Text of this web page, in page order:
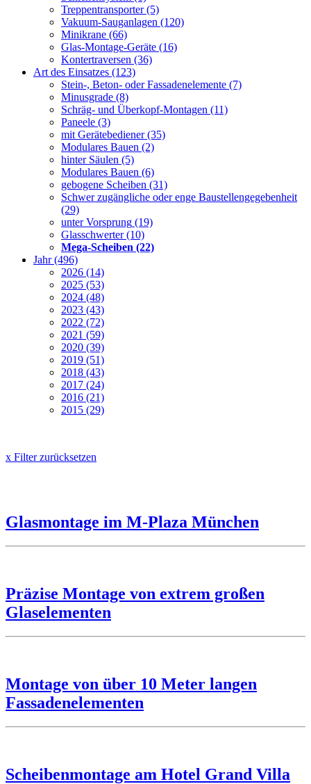
Treppentransporter (5)
Vakuum-Sauganlagen (120)
Minikrane (66)
Glas-Montage-Geräte (16)
Kontertraversen (36)
Art des Einsatzes (123)
Stein-, Beton- oder Fassadenelemente (7)
Minusgrade (8)
Schräg- und Überkopf-Montagen (11)
Paneele (3)
mit Gerätebediener (35)
Modulares Bauen (2)
hinter Säulen (5)
Modulares Bauen (6)
gebogene Scheiben (31)
Schwer zugängliche oder enge Baustellengegebenheit
(29)
unter Vorsprung (19)
Glasschwerter (10)
Mega-Scheiben (22)
Jahr (496)
2026 (14)
2025 (53)
2024 (48)
2023 (43)
2022 (72)
2021 (59)
2020 (39)
2019 (51)
2018 (43)
2017 (24)
2016 (21)
2015 (29)
x Filter zurücksetzen
Glasmontage im M-Plaza München
Präzise Montage von extrem großen
Glaselementen
Montage von über 10 Meter langen
Fassadenelementen
Scheibenmontage am Hotel Grand Villa